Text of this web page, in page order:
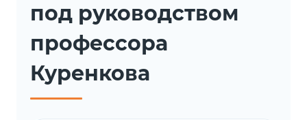
под руководством
профессора
Куренкова